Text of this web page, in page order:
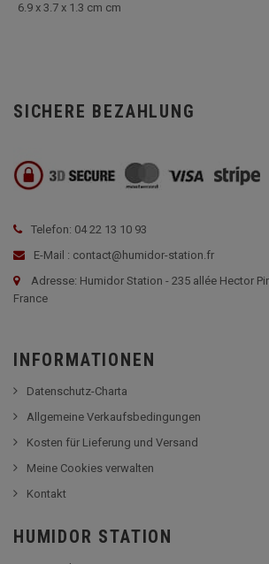
6.9 x 3.7 x 1.3 cm cm
SICHERE BEZAHLUNG
Telefon: 04 22 13 10 93
E-Mail : contact@humidor-station.fr
Adresse: Humidor Station - 235 allée Hector
France
INFORMATIONEN
Datenschutz-Charta
Allgemeine Verkaufsbedingungen
Kosten für Lieferung und Versand
Meine Cookies verwalten
Kontakt
HUMIDOR STATION